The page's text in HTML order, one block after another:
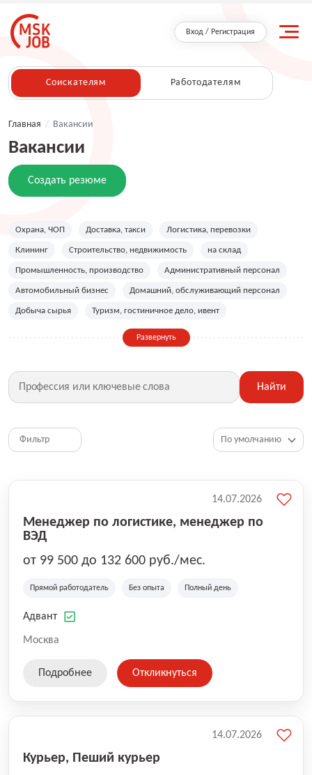
Вход / Регистрация
Соискателям Работодателям
Главная / Вакансии
Вакансии
Создать резюме
Охрана, ЧОП Доставка, такси Логистика, перевозки
Клининг Строительство, недвижимость на склад
Промышленность, производство Административный персонал
Автомобильный бизнес Домашний, обслуживающий персонал
Добыча сырья Туризм, гостиничное дело, ивент
Дизайн, искусство, ивент
Фитнес, красота, спорт Страхование
Медицина, фармацевтика Маркетинг, PR, реклама
HR, управление персоналом
Топ менеджмент, руководители
Развернуть
Найти
Фильтр
Менеджер по логистике, менеджер по
ВЭД
от 99 500 до 132 600 руб./мес.
Прямой работодатель Без опыта Полный день
Адвант
Москва
14.07.2026
Подробнее Откликнуться
Курьер, Пеший курьер
14.07.2026